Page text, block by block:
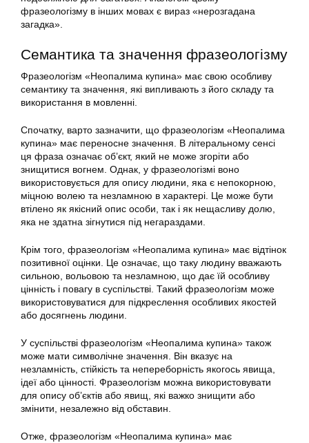
фразеологізму в інших мовах є вираз «нерозгадана
загадка».
Семантика та значення фразеологізму
Фразеологізм «Неопалима купина» має свою особливу
семантику та значення, які випливають з його складу та
використання в мовленні.
Спочатку, варто зазначити, що фразеологізм «Неопалима
купина» має переносне значення. В літеральному сенсі
ця фраза означає об’єкт, який не може згоріти або
знищитися вогнем. Однак, у фразеологізмі воно
використовується для опису людини, яка є непокорною,
міцною волею та незламною в характері. Це може бути
втілено як якісний опис особи, так і як нещасливу долю,
яка не здатна зігнутися під негараздами.
Крім того, фразеологізм «Неопалима купина» має відтінок
позитивної оцінки. Це означає, що таку людину вважають
сильною, вольовою та незламною, що дає їй особливу
цінність і повагу в суспільстві. Такий фразеологізм може
використовуватися для підкреслення особливих якостей
або досягнень людини.
У суспільстві фразеологізм «Неопалима купина» також
може мати символічне значення. Він вказує на
незламність, стійкість та непереборність якогось явища,
ідеї або цінності. Фразеологізм можна використовувати
для опису об’єктів або явищ, які важко знищити або
змінити, незалежно від обставин.
Отже, фразеологізм «Неопалима купина» має